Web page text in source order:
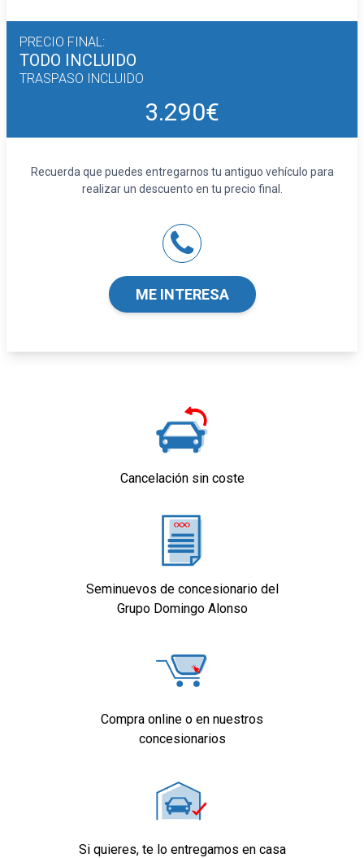
PRECIO FINAL:
TODO INCLUIDO
TRASPASO INCLUIDO
3.290€
Recuerda que puedes entregarnos tu antiguo vehículo para
realizar un descuento en tu precio final.
ME INTERESA
Cancelación sin coste
Seminuevos de concesionario del
Grupo Domingo Alonso
Compra online o en nuestros
concesionarios
Si quieres, te lo entregamos en casa